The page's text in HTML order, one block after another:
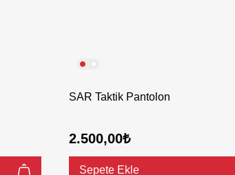
SAR Taktik Pantolon
2.500,00₺
Sepete Ekle